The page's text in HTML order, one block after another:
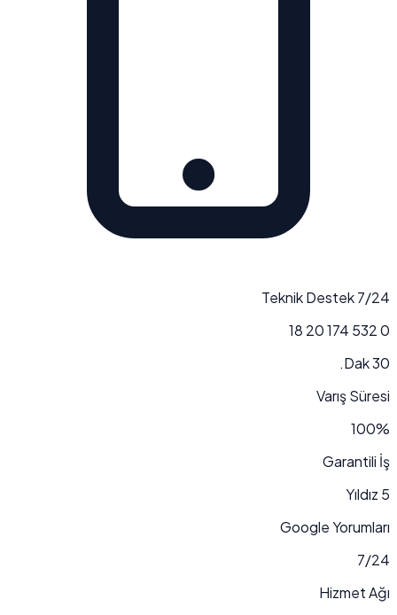
7/24 Teknik Destek
0 532 174 20 18
30 Dak.
Varış Süresi
100%
Garantili İş
5 Yıldız
Google Yorumları
7/24
Hizmet Ağı